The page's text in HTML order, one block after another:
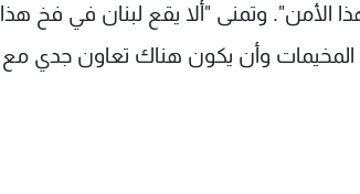
الأمن". وتمنى "ألا يقع لبنان في فخ هذا
وأن يكون هناك تعاون جدي مع